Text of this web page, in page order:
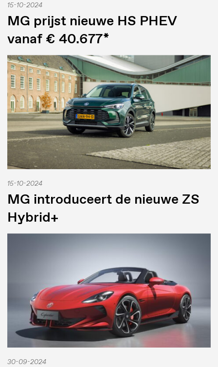
15-10-2024
MG prijst nieuwe HS PHEV
vanaf € 40.677*
15-10-2024
MG introduceert de nieuwe ZS
Hybrid+
30-09-2024